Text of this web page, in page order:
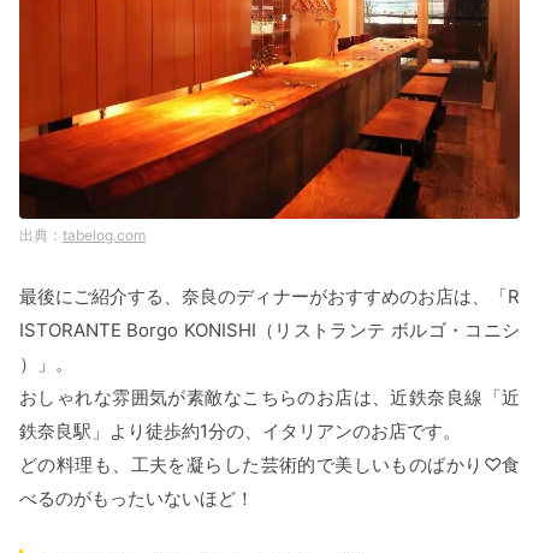
tabelog.com
最後にご紹介する、奈良のディナーがおすすめのお店は、「R
ISTORANTE Borgo KONISHI（リストランテ ボルゴ・コニシ
）」。
おしゃれな雰囲気が素敵なこちらのお店は、近鉄奈良線「近
鉄奈良駅」より徒歩約1分の、イタリアンのお店です。
どの料理も、工夫を凝らした芸術的で美しいものばかり♡食
べるのがもったいないほど！